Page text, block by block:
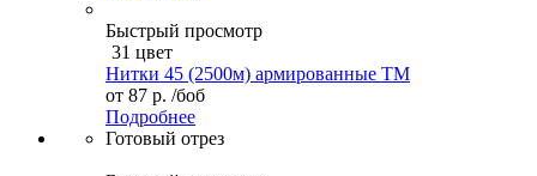
Быстрый просмотр
31 цвет
Нитки 45 (2500м) армированные ТМ
от 87 р. /боб
Подробнее
Готовый отрез